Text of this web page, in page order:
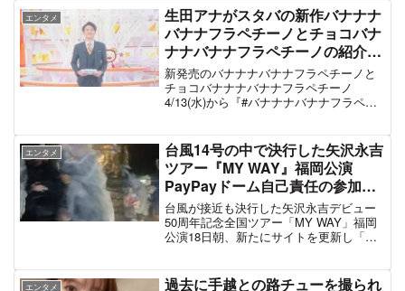
穢 -住んではいけない部屋-』が公開小説
家の「私」...
エンタメ
生田アナがスタバの新作バナナナ
バナナフラペチーノとチョコバナ
ナナバナナフラペチーノの紹介後
に「言えた…」って心の声が漏れ
て可愛すぎると話題 #めざましテ
レビ
新発売のバナナナバナナフラペチーノと
チョコバナナナバナナフラペチーノ
4/13(水)から『#バナナナバナナフラペチ
る“#バナナナバナナ”で、クスっと笑顔こ
ぼれるひと...
エンタメ
台風14号の中で決行した矢沢永吉
ツアー『MY WAY』福岡公演
PayPayドーム自己責任の参加者
レポ「タクシーつかまらないし地
下鉄止まって帰宅難民、矢沢ファ
ンが福岡市の避難所に殺到したり
永吉 #台風14号
台風が接近も決行した矢沢永吉デビュー
50周年記念全国ツアー「MY WAY」福岡
公演18日朝、新たにサイトを更新し「情
す。当然夕方前くらいから雨や風が強ま
エンタメ
過去に手越との路チューを撮られ